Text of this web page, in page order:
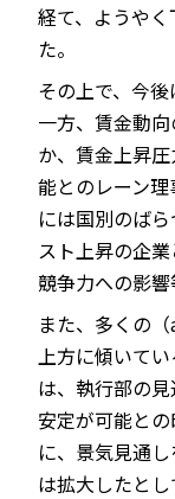
経て、ようや
た。
その上で、今
一方、賃金動
か、賃金上昇
能とのレーン
には国別のば
スト上昇の企
競争力への影響
また、多くの
上方に傾いて
は、執行部の
安定が可能と
に、景気見通
は拡大したと